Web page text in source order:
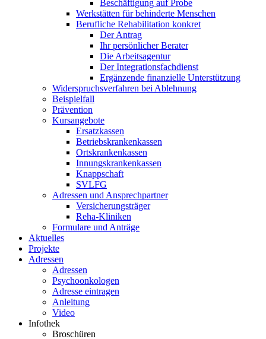
Beschäftigung auf Probe
Werkstätten für behinderte Menschen
Berufliche Rehabilitation konkret
Der Antrag
Ihr persönlicher Berater
Die Arbeitsagentur
Der Integrationsfachdienst
Ergänzende finanzielle Unterstützung
Widerspruchsverfahren bei Ablehnung
Beispielfall
Prävention
Kursangebote
Ersatzkassen
Betriebskrankenkassen
Ortskrankenkassen
Innungskrankenkassen
Knappschaft
SVLFG
Adressen und Ansprechpartner
Versicherungsträger
Reha-Kliniken
Formulare und Anträge
Aktuelles
Projekte
Adressen
Adressen
Psychoonkologen
Adresse eintragen
Anleitung
Video
Infothek
Broschüren